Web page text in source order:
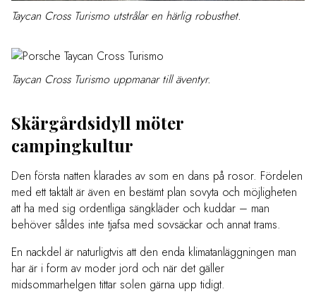
Taycan Cross Turismo utstrålar en härlig robusthet.
Taycan Cross Turismo uppmanar till äventyr.
Skärgårdsidyll möter
campingkultur
Den första natten klarades av som en dans på rosor. Fördelen
med ett taktält är även en bestämt plan sovyta och möjligheten
att ha med sig ordentliga sängkläder och kuddar – man
behöver såldes inte tjafsa med sovsäckar och annat trams.
En nackdel är naturligtvis att den enda klimatanläggningen man
har är i form av moder jord och när det gäller
midsommarhelgen tittar solen gärna upp tidigt.